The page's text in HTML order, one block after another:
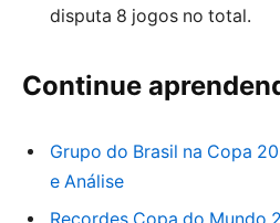
disputa 8 jogos no total.
Continue
Grupo do Brasil na Copa
e Análise
Recordes Copa do Mundo